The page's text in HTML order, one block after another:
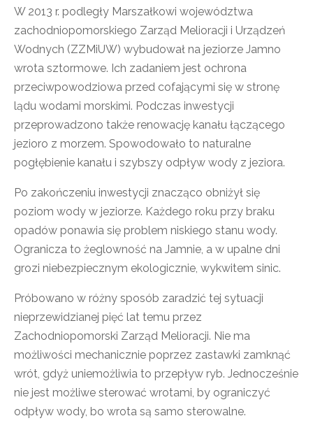
W 2013 r. podległy Marszałkowi województwa
zachodniopomorskiego Zarząd Melioracji i Urządzeń
Wodnych (ZZMiUW) wybudował na jeziorze Jamno
wrota sztormowe. Ich zadaniem jest ochrona
przeciwpowodziowa przed cofającymi się w stronę
lądu wodami morskimi. Podczas inwestycji
przeprowadzono także renowację kanału łączącego
jezioro z morzem. Spowodowało to naturalne
pogłębienie kanału i szybszy odpływ wody z jeziora.
Po zakończeniu inwestycji znacząco obniżył się
poziom wody w jeziorze. Każdego roku przy braku
opadów ponawia się problem niskiego stanu wody.
Ogranicza to żeglowność na Jamnie, a w upalne dni
grozi niebezpiecznym ekologicznie, wykwitem sinic.
Próbowano w różny sposób zaradzić tej sytuacji
nieprzewidzianej pięć lat temu przez
Zachodniopomorski Zarząd Melioracji. Nie ma
możliwości mechanicznie poprzez zastawki zamknąć
wrót, gdyż uniemożliwia to przepływ ryb. Jednocześnie
nie jest możliwe sterować wrotami, by ograniczyć
odpływ wody, bo wrota są samo sterowalne.